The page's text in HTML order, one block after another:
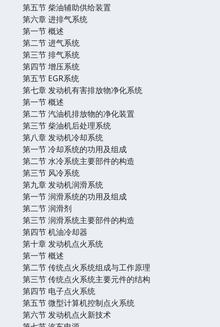
第五节 柴油辅助供给装置
第六章 进排气系统
第一节 概述
第二节 进气系统
第三节 排气系统
第四节 增压系统
第五节 EGR系统
第七章 发动机有害排放物净化系统
第一节 概述
第二节 汽油机排放物的净化装置
第三节 柴油机后处理系统
第八章 发动机冷却系统
第一节 冷却系统的功用及组成
第二节 水冷系统主要部件的构造
第三节 风冷系统
第九章 发动机润滑系统
第一节 润滑系统的功用及组成
第二节 润滑剂
第三节 润滑系统主要部件的构造
第四节 机油冷却器
第十章 发动机点火系统
第一节 概述
第二节 传统点火系统组成与工作原理
第三节 传统点火系统主要元件的结构
第四节 电子点火系统
第五节 微型计算机控制点火系统
第六节 发动机点火新技术